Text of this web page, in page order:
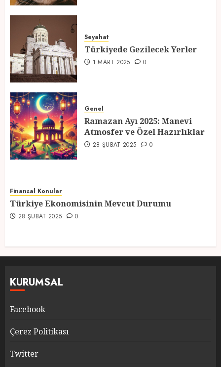
4
1 MART 2025
5
Atmosfer ve Özel Hazırlıklar
28 ŞUBAT 2025 0
Seyahat
Türkiyede Gezilecek Yerler
1 MART 2025 0
Genel
Ramazan Ayı 2025: Manevi
Atmosfer ve Özel Hazırlıklar
28 ŞUBAT 2025 0
Finansal Konular
Türkiye Ekonomisinin Mevcut Durumu
28 ŞUBAT 2025 0
KURUMSAL
Facebook
Çerez Politikası
Twitter